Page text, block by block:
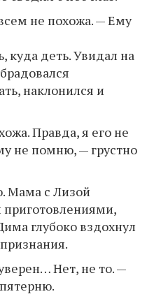
не похожа. — Ему
куда деть. Увидал на
наклонился и
Правда, я его не
не помню, — грустно
Мама с Лизой
глубоко вздохнул
Нет, не то. —